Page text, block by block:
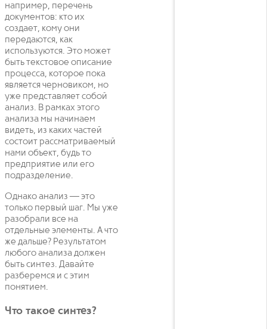
например, перечень
документов: кто их
создает, кому они
передаются, как
используются. Это может
быть текстовое описание
процесса, которое пока
является черновиком, но
уже представляет собой
анализ. В рамках этого
анализа мы начинаем
видеть, из каких частей
состоит рассматриваемый
нами объект, будь то
предприятие или его
подразделение.
Однако анализ — это
только первый шаг. Мы уже
разобрали все на
отдельные элементы. А что
же дальше? Результатом
любого анализа должен
быть синтез. Давайте
разберемся и с этим
понятием.
Что такое синтез?